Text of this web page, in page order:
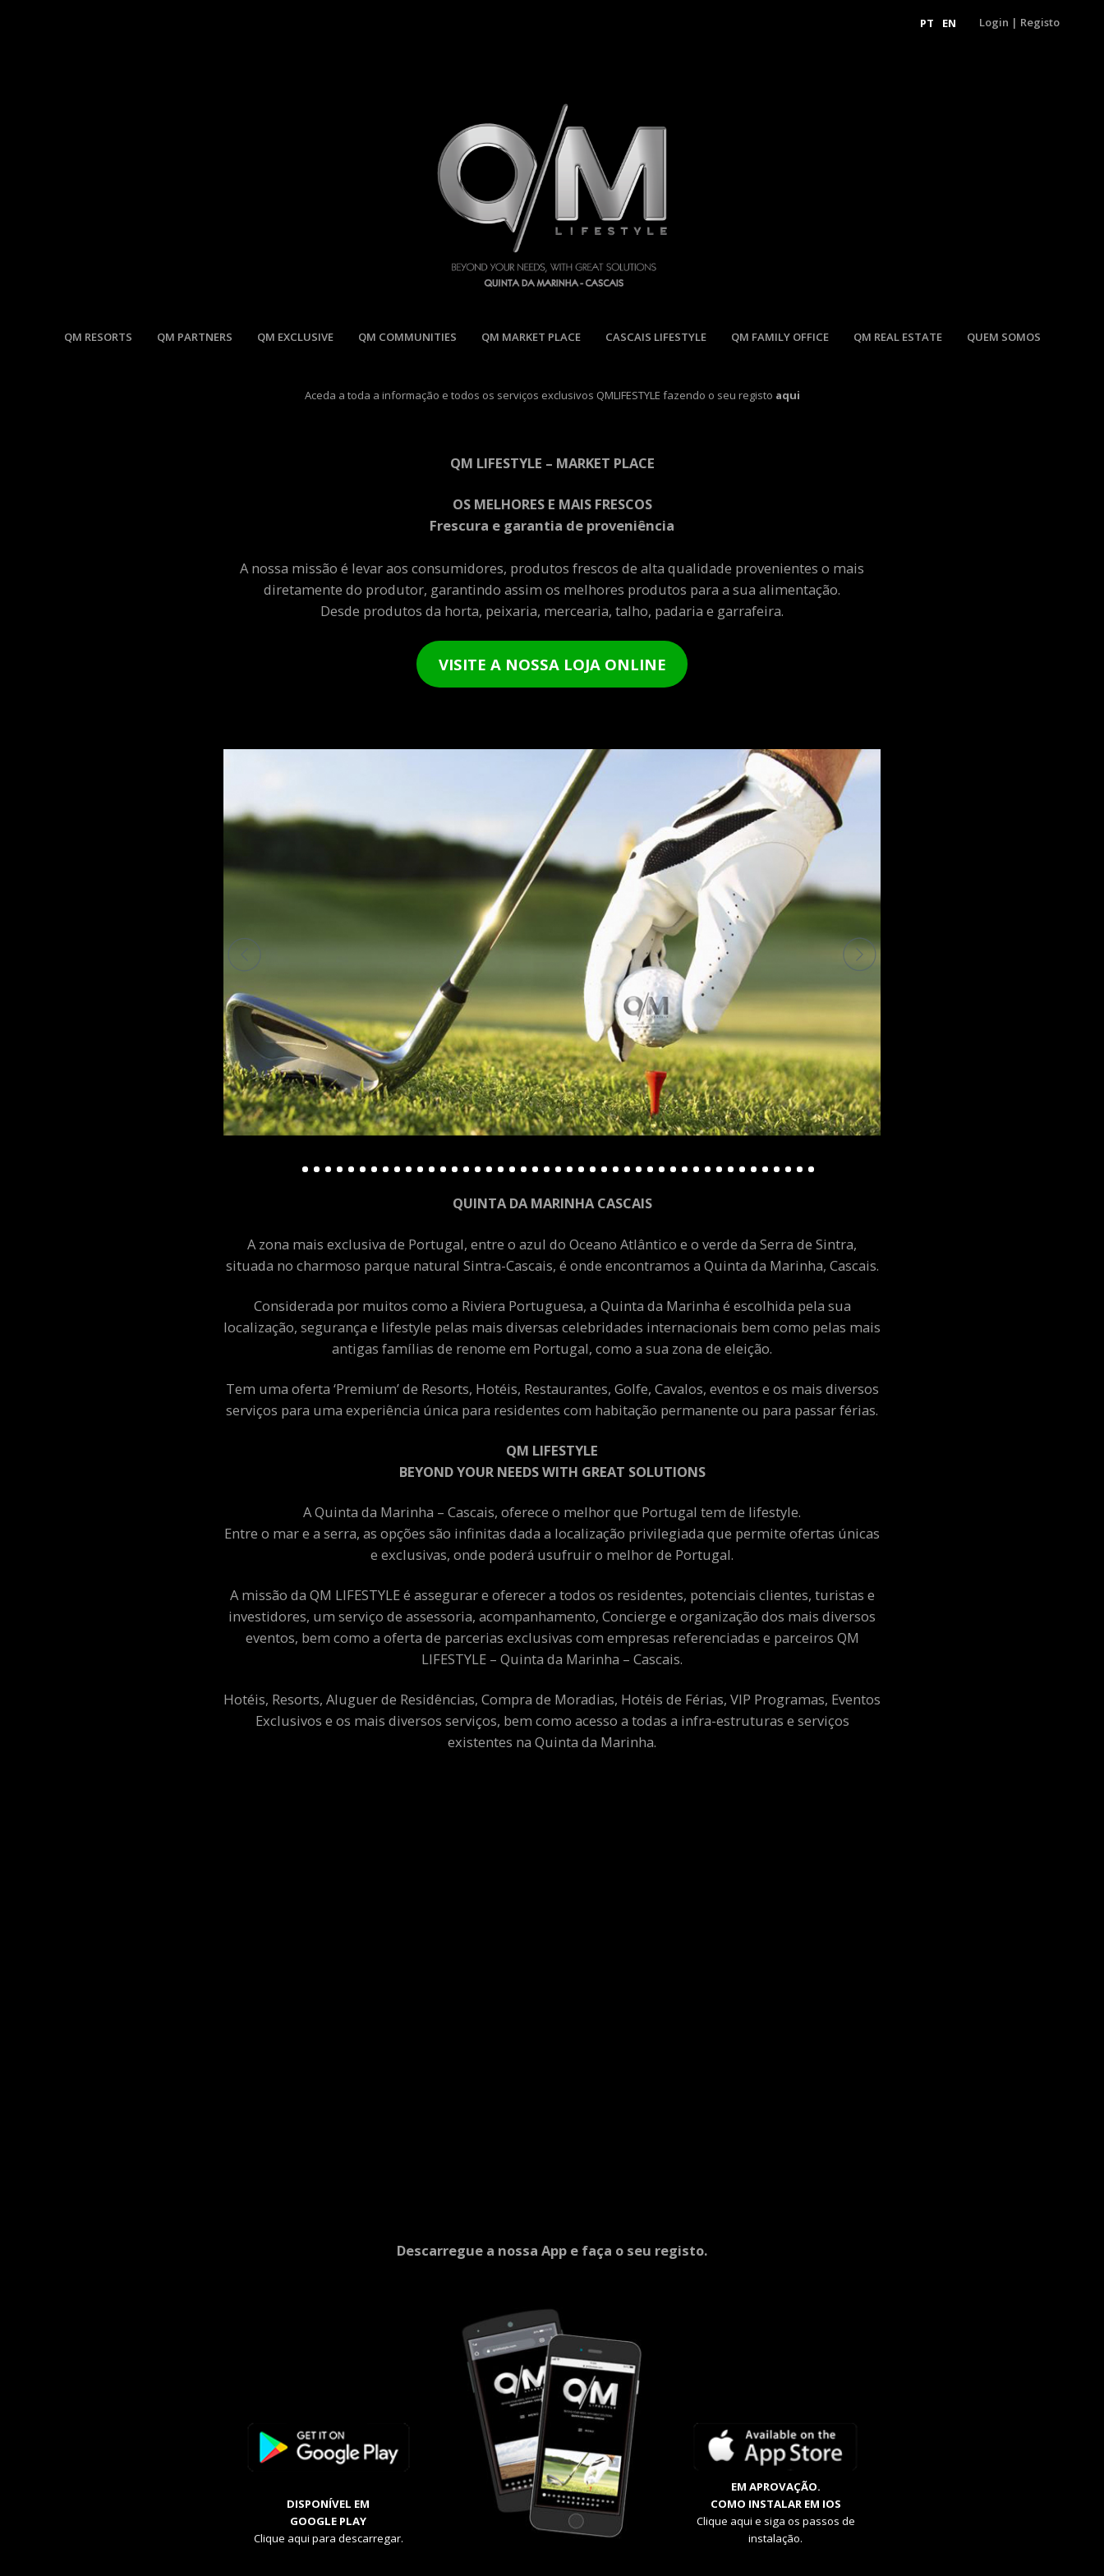
PT EN Login | Registo
QM RESORTS QM PARTNERS QM EXCLUSIVE QM COMMUNITIES QM MARKET PLACE CASCAIS LIFESTYLE QM FAMILY OFFICE QM REAL ESTATE QUEM SOMOS
Aceda a toda a informação e todos os serviços exclusivos QMLIFESTYLE fazendo o seu registo aqui
QM LIFESTYLE – MARKET PLACE
OS MELHORES E MAIS FRESCOS
Frescura e garantia de proveniência
A nossa missão é levar aos consumidores, produtos frescos de alta qualidade provenientes o mais
diretamente do produtor, garantindo assim os melhores produtos para a sua alimentação.
Desde produtos da horta, peixaria, mercearia, talho, padaria e garrafeira.
VISITE A NOSSA LOJA ONLINE
QUINTA DA MARINHA CASCAIS
A zona mais exclusiva de Portugal, entre o azul do Oceano Atlântico e o verde da Serra de Sintra,
situada no charmoso parque natural Sintra-Cascais, é onde encontramos a Quinta da Marinha, Cascais.
Considerada por muitos como a Riviera Portuguesa, a Quinta da Marinha é escolhida pela sua
localização, segurança e lifestyle pelas mais diversas celebridades internacionais bem como pelas mais
antigas famílias de renome em Portugal, como a sua zona de eleição.
Tem uma oferta ‘Premium’ de Resorts, Hotéis, Restaurantes, Golfe, Cavalos, eventos e os mais diversos
serviços para uma experiência única para residentes com habitação permanente ou para passar férias.
QM LIFESTYLE
BEYOND YOUR NEEDS WITH GREAT SOLUTIONS
A Quinta da Marinha – Cascais, oferece o melhor que Portugal tem de lifestyle.
Entre o mar e a serra, as opções são infinitas dada a localização privilegiada que permite ofertas únicas
e exclusivas, onde poderá usufruir o melhor de Portugal.
A missão da QM LIFESTYLE é assegurar e oferecer a todos os residentes, potenciais clientes, turistas e
investidores, um serviço de assessoria, acompanhamento, Concierge e organização dos mais diversos
eventos, bem como a oferta de parcerias exclusivas com empresas referenciadas e parceiros QM
LIFESTYLE – Quinta da Marinha – Cascais.
Hotéis, Resorts, Aluguer de Residências, Compra de Moradias, Hotéis de Férias, VIP Programas, Eventos
Exclusivos e os mais diversos serviços, bem como acesso a todas a infra-estruturas e serviços
existentes na Quinta da Marinha.
Descarregue a nossa App e faça o seu registo.
DISPONÍVEL EM
GOOGLE PLAY
Clique aqui para descarregar.
EM APROVAÇÃO.
COMO INSTALAR EM IOS
Clique aqui e siga os passos de
instalação.